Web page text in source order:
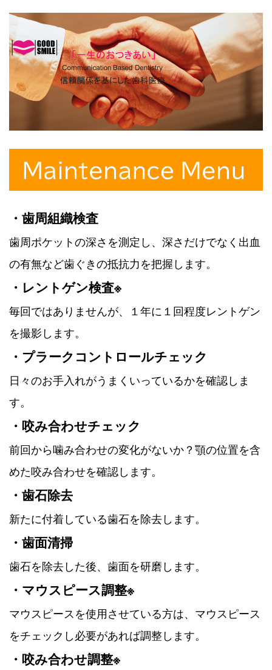
・歯周組織検査
歯周ポケットの深さを測定し、深さだけでなく出血
の有無など歯ぐきの抵抗力を把握します。
・レントゲン検査※
毎回ではありませんが、１年に１回程度レントゲン
を撮影します。
・プラークコントロールチェック
日々のお手入れがうまくいっているかを確認しま
す。
・咬み合わせチェック
前回から噛み合わせの変化がないか？顎の位置を含
めた咬み合わせを確認します。
・歯石除去
新たに付着している歯石を除去します。
・歯面清掃
歯石を除去した後、歯面を研磨します。
・マウスピース調整※
マウスピースを使用させている方は、マウスピース
をチェックし必要があれば調整します。
・咬み合わせ調整※